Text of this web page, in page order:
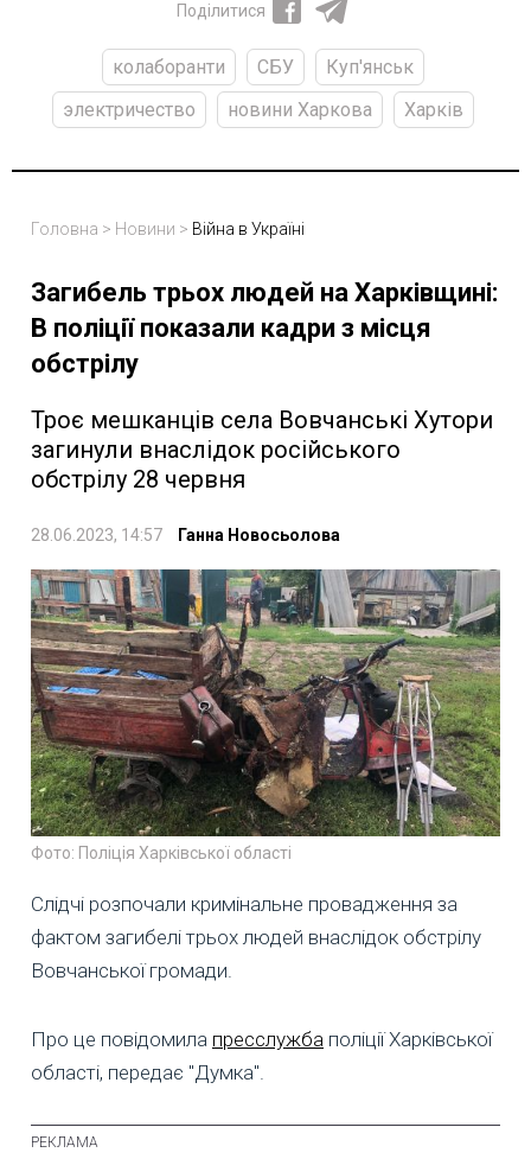
Поділитися
колаборанти СБУ
Куп'янськ
электричество
новини Харкова Харків
Головна > Новини > Війна в Україні
Загибель трьох людей на Харківщині:
В поліції показали кадри з місця
обстрілу
Троє мешканців села Вовчанські Хутори
загинули внаслідок російського
обстрілу 28 червня
28.06.2023, 14:57 Ганна Новосьолова
Фото: Поліція Харківської області
Слідчі розпочали кримінальне провадження за
фактом загибелі трьох людей внаслідок обстрілу
Вовчанської громади.
Про це повідомила пресслужба поліції Харківської
області, передає "Думка".